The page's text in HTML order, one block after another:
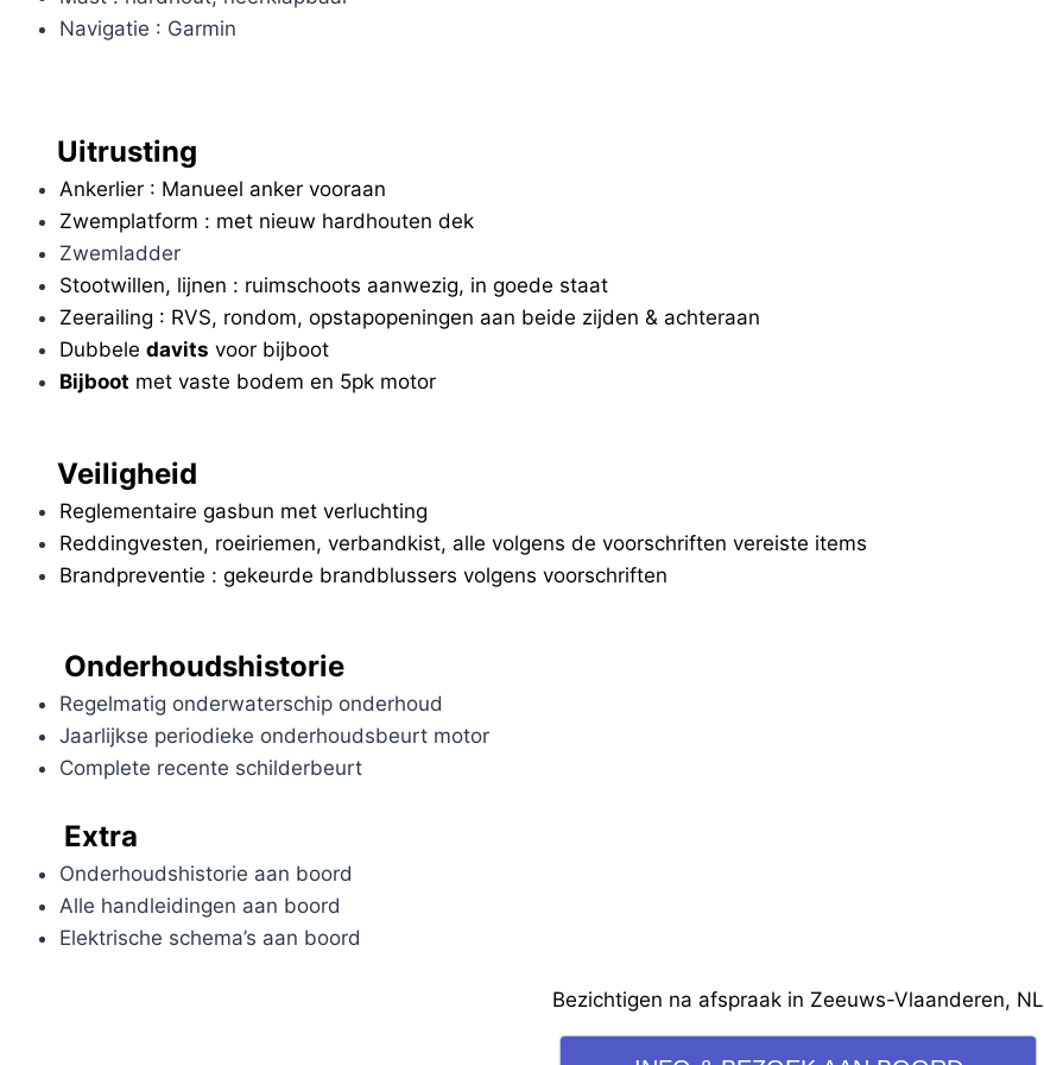
Navigatie : Garmin
Uitrusting
Ankerlier : Manueel anker vooraan
Zwemplatform : met nieuw hardhouten dek
Zwemladder
Stootwillen, lijnen : ruimschoots aanwezig, in goede staat
Zeerailing : RVS, rondom, opstapopeningen aan beide zijden & achteraan
Dubbele davits voor bijboot
Bijboot met vaste bodem en 5pk motor
Veiligheid
Reglementaire gasbun met verluchting
Reddingvesten, roeiriemen, verbandkist, alle volgens de voorschriften vereiste items
Brandpreventie : gekeurde brandblussers volgens voorschriften
Onderhoudshistorie
Regelmatig onderwaterschip onderhoud
Jaarlijkse periodieke onderhoudsbeurt motor
Complete recente schilderbeurt
Extra
Onderhoudshistorie aan boord
Alle handleidingen aan boord
Elektrische schema’s aan boord
Bezichtigen na afspraak in Zeeuws-Vlaanderen, NL